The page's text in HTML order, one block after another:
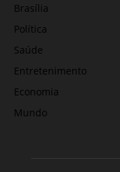
Brasília
Política
Saúde
Entretenimento
Economia
Mundo